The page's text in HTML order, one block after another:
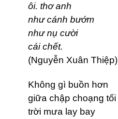
ôi. thơ anh
như cánh bướm
như nụ cười
cái chết.
(Nguyễn Xuân Thiệp)
Không gì buồn hơn
giữa chập choạng tối
trời mưa lay bay